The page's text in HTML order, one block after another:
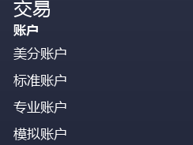
交易
账户
美分账户
标准账户
专业账户
模拟账户